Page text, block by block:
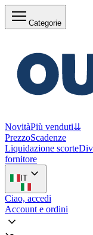
Categorie
NovitàPiù venduti⇊
PrezzoScadenze
Liquidazione scorte
fornitore
IT
Ciao, accedi
Account e ordini